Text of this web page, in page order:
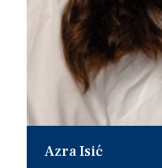
Azra Isić